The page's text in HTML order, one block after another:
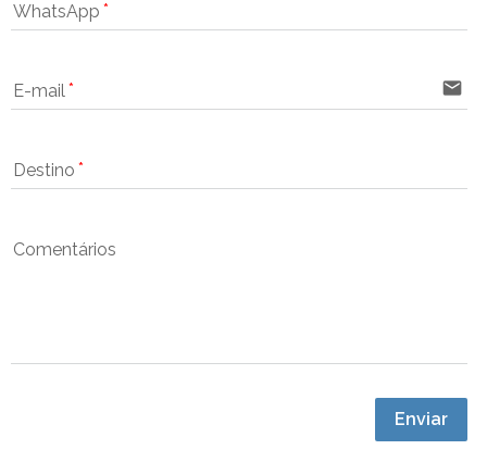
WhatsApp
E-mail email
Destino
Comentários
Enviar